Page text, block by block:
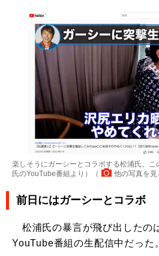
楽しそうにガーシーとコラボする松浦氏。
氏のYouTube番組より）（
他の写真を見
前日にはガーシーとコラボ
松浦氏の暴言が飛び出したの
YouTube番組の生配信中だった。